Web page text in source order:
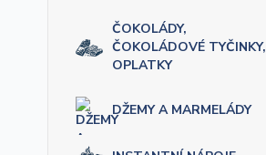
ČOKOLÁDY,
ČOKOLÁDOVÉ TYČINKY,
OPLATKY
DŽEMY A MARMELÁDY